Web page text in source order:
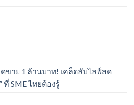
ดขาย 1 ล้านบาท! เคล็ดลับไลฟ์สด
ที่ SME ไทยต้องรู้